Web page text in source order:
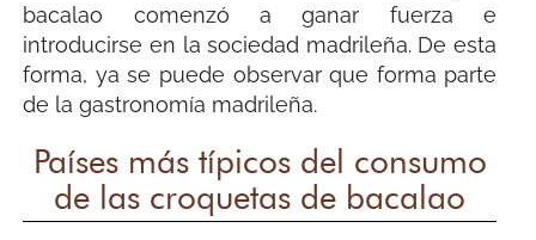
bacalao comenzó a ganar fuerza e
introducirse en la sociedad madrileña. De esta
forma, ya se puede observar que forma parte
de la gastronomía madrileña.
Países más típicos del consumo
de las croquetas de bacalao